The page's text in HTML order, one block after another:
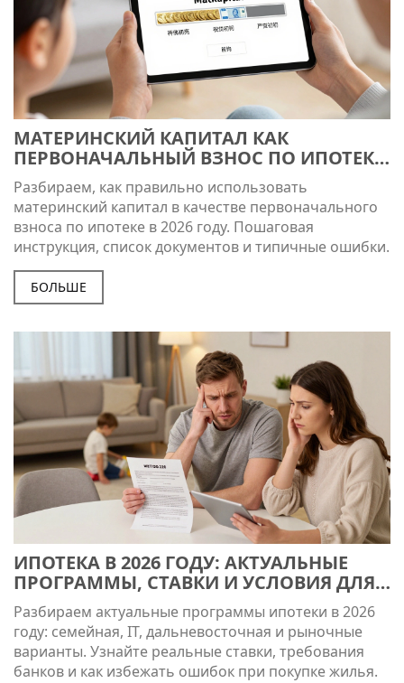
МАТЕРИНСКИЙ КАПИТАЛ КАК
ПЕРВОНАЧАЛЬНЫЙ ВЗНОС ПО ИПОТЕКЕ
В 2026 ГОДУ: ПОШАГОВАЯ ИНСТРУКЦИЯ
И ПОДВОДНЫЕ КАМНИ
Разбираем, как правильно использовать
материнский капитал в качестве первоначального
взноса по ипотеке в 2026 году. Пошаговая
инструкция, список документов и типичные ошибки.
БОЛЬШЕ
ИПОТЕКА В 2026 ГОДУ: АКТУАЛЬНЫЕ
ПРОГРАММЫ, СТАВКИ И УСЛОВИЯ ДЛЯ
ГРАЖДАН РФ
Разбираем актуальные программы ипотеки в 2026
году: семейная, IT, дальневосточная и рыночные
варианты. Узнайте реальные ставки, требования
банков и как избежать ошибок при покупке жилья.